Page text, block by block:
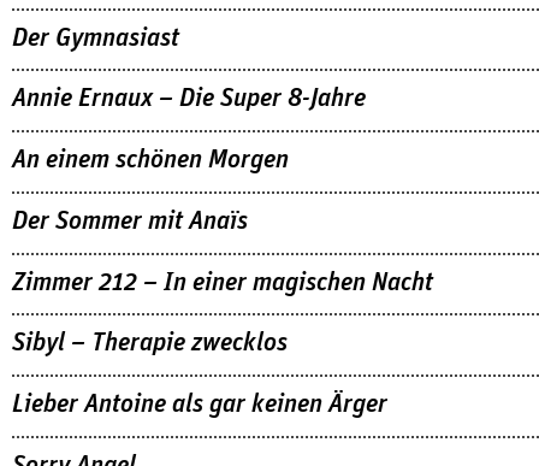
Der Gymnasiast
Annie Ernaux – Die Super 8-Jahre
An einem schönen Morgen
Der Sommer mit Anaïs
Zimmer 212 – In einer magischen Nacht
Sibyl – Therapie zwecklos
Lieber Antoine als gar keinen Ärger